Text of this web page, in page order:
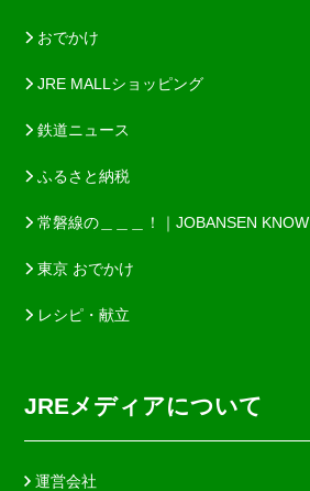
おでかけ
JRE MALLショッピング
鉄道ニュース
ふるさと納税
常磐線の＿＿＿！｜JOBANSEN KNOW
東京 おでかけ
レシピ・献立
JREメディアについて
運営会社